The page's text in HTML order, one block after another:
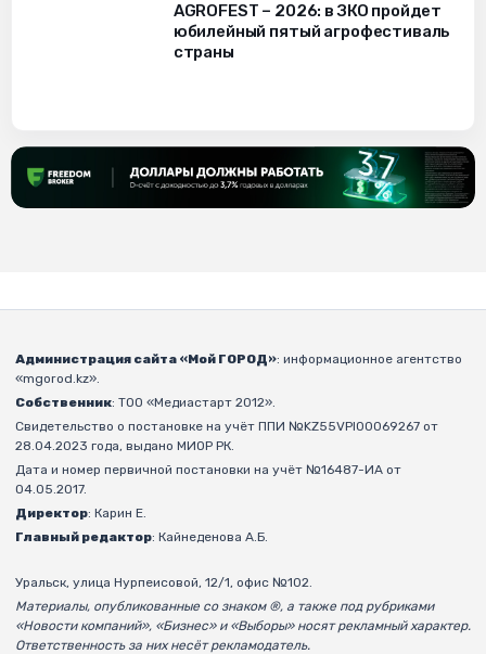
AGROFEST – 2026: в ЗКО пройдет
юбилейный пятый агрофестиваль
страны
Администрация сайта «Мой ГОРОД»: информационное агентство
«mgorod.kz».
Собственник: ТОО «Медиастарт 2012».
Свидетельство о постановке на учёт ППИ №KZ55VPI00069267 от
28.04.2023 года, выдано МИОР РК.
Дата и номер первичной постановки на учёт №16487-ИА от
04.05.2017.
Директор: Карин Е.
Главный редактор: Кайнеденова А.Б.
Уральск, улица Нурпеисовой, 12/1, офис №102.
Материалы, опубликованные со знаком ®, а также под рубриками
«Новости компаний», «Бизнес» и «Выборы» носят рекламный характер.
Ответственность за них несёт рекламодатель.